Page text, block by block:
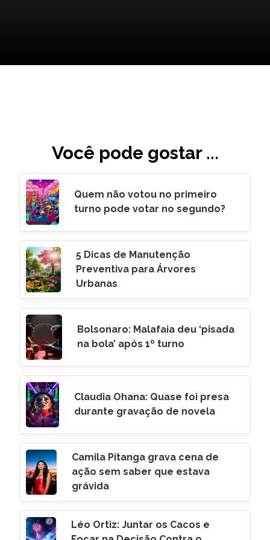
Você pode gostar ...
Quem não votou no primeiro
turno pode votar no segundo?
5 Dicas de Manutenção
Preventiva para Árvores
Urbanas
Bolsonaro: Malafaia deu ‘pisada
na bola’ após 1º turno
Claudia Ohana: Quase foi presa
durante gravação de novela
Camila Pitanga grava cena de
ação sem saber que estava
grávida
Léo Ortiz: Juntar os Cacos e